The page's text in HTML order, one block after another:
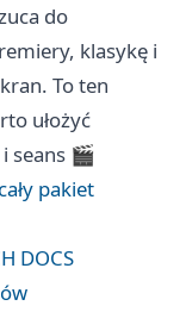
do
klasykę i
To ten
ułożyć
seans 🎬
pakiet
DOCS